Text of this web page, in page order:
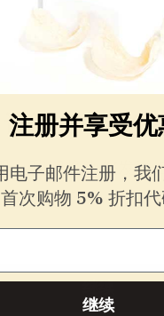
订阅立享5%
，我们将为您发送
继续
注册并享受优
电子邮件注册，我
首次购物 5% 折扣代
继续